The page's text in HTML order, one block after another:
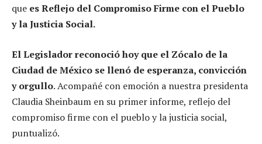
que es Reflejo del Compromiso Firme con el Pueblo
y la Justicia Social.
El Legislador reconoció hoy que el Zócalo de la
Ciudad de México se llenó de esperanza, convicción
y orgullo. Acompañé con emoción a nuestra presidenta
Claudia Sheinbaum en su primer informe, reflejo del
compromiso firme con el pueblo y la justicia social,
puntualizó.